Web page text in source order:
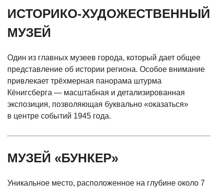
ИСТОРИКО-ХУДОЖЕСТВЕННЫЙ
МУЗЕЙ
Один из главных музеев города, который дает общее
представление об истории региона. Особое внимание
привлекает трёхмерная панорама штурма
Кёнигсберга — масштабная и детализированная
экспозиция, позволяющая буквально «оказаться»
в центре событий 1945 года.
МУЗЕЙ «БУНКЕР»
Уникальное место, расположенное на глубине около 7